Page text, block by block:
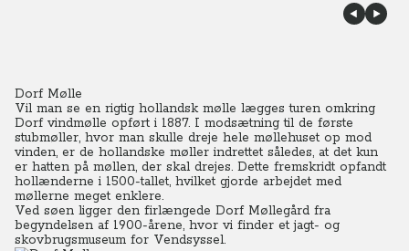
Dorf Mølle
Vil man se en rigtig hollandsk mølle lægges turen omkring
Dorf vindmølle opført i 1887. I modsætning til de første
stubmøller, hvor man skulle dreje hele møllehuset op mod
vinden, er de hollandske møller indrettet således, at det kun
er hatten på møllen, der skal drejes. Dette fremskridt opfandt
hollænderne i 1500-tallet, hvilket gjorde arbejdet med
møllerne meget enklere.
Ved søen ligger den firlængede Dorf Møllegård fra
begyndelsen af 1900-årene, hvor vi finder et jagt- og
skovbrugsmuseum for Vendsyssel.